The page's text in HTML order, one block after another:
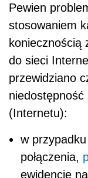
Pewien
stosowaniem
koniecznością
do sieci
przewidziano
(Internetu):
w
połączenia,
ewidencję